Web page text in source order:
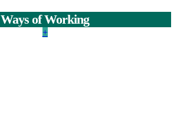
Ways of Working
+